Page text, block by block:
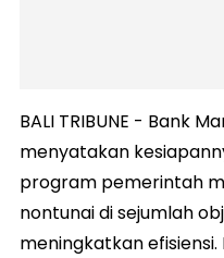
BALI TRIBUNE - Bank
menyatakan
program pemerintah
nontunai di sejumlah
meningkatkan